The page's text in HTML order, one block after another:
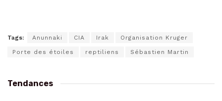
Tags: Anunnaki CIA Irak Organisation Kruger
Porte des étoiles reptiliens Sébastien Martin
Tendances